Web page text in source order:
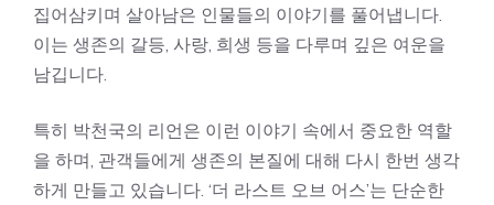
집어삼키며 살아남은 인물들의 이야기를 풀어냅니다.
이는 생존의 갈등, 사랑, 희생 등을 다루며 깊은 여운을
남깁니다.
특히 박천국의 리언은 이런 이야기 속에서 중요한 역할
을 하며, 관객들에게 생존의 본질에 대해 다시 한번 생각
하게 만들고 있습니다. ‘더 라스트 오브 어스’는 단순한